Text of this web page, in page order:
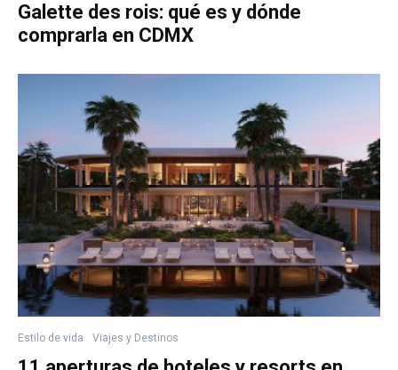
Galette des rois: qué es y dónde
comprarla en CDMX
Estilo de vida Viajes y Destinos